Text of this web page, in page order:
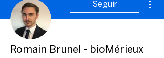
Seguir
Romain Brunel - bioMérieux